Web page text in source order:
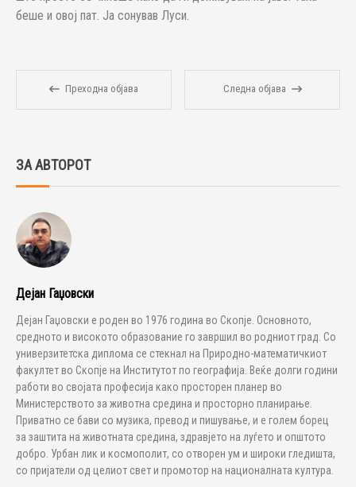
беше и овој пат. Ја сонував Луси.
Преходна објава Следна објава
ЗА АВТОРОТ
Дејан Гаџовски
Дејан Гаџовски е роден во 1976 година во Скопје. Основното,
средното и високото образование го завршил во родниот град. Со
универзитетска диплома се стекнал на Природно-математичкиот
факултет во Скопје на Институтот по географија. Веќе долги години
работи во својата професија како просторен планер во
Министерството за животна средина и просторно планирање.
Приватно се бави со музика, превод и пишување, и е голем борец
за заштита на животната средина, здравјето на луѓето и општото
добро. Урбан лик и космополит, со отворен ум и широки гледишта,
со пријатели од целиот свет и промотор на националната култура.